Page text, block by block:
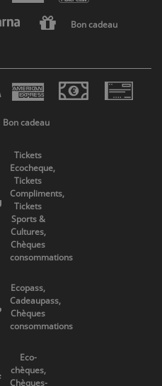
Bon cadeau
Bon cadeau
Tickets
Ecocheque,
Tickets
Compliments,
Tickets
Sports &
Cultures,
Chèques
consommations
Ecopass,
Cadeaupass,
Chèques
consommations
Eco-
chèques,
Chèques-